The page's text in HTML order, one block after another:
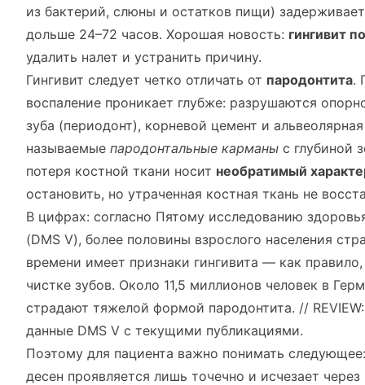
из бактерий, слюны и остатков пищи)
дольше 24–72 часов. Хорошая новость: гингивит
удалить налет и устранить причину.
Гингивит следует четко отличать от пародонтита.
воспаление проникает глубже: разрушаются
зуба (периодонт), корневой цемент и
называемые пародонтальные карманы с глубиной
потеря костной ткани носит необратимый
остановить, но утраченная костная ткань не
В цифрах: согласно Пятому исследованию
(DMS V), более половины взрослого населения
времени имеет признаки гингивита — как
чистке зубов. Около 11,5 миллионов человек в
страдают тяжелой формой пародонтита. //
данные DMS V с текущими публикациями.
Поэтому для пациента важно понимать
десен проявляется лишь точечно и исчезает